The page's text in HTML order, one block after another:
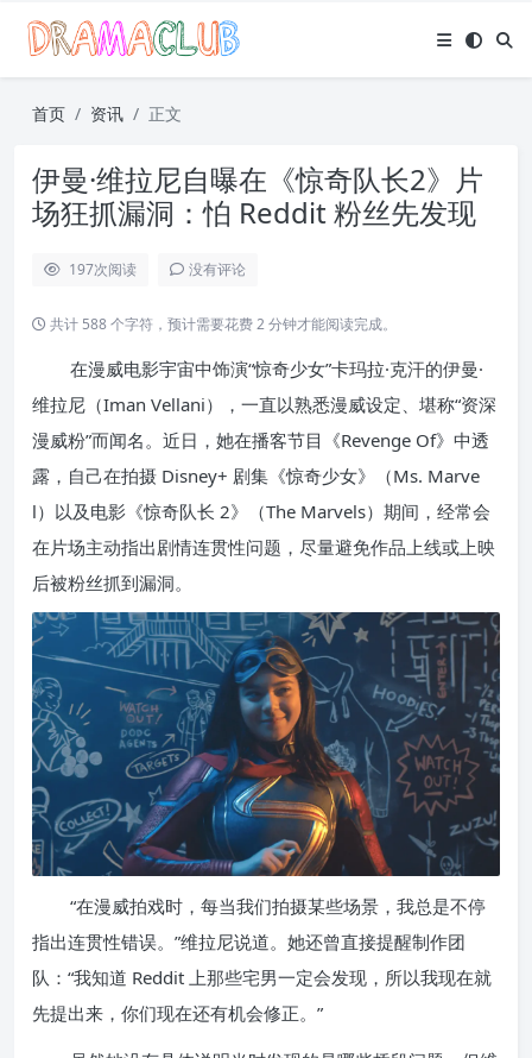
首页 资讯 正文
伊曼·维拉尼自曝在《惊奇队长2》片
场狂抓漏洞：怕 Reddit 粉丝先发现
197次阅读 没有评论
共计 588 个字符，预计需要花费 2 分钟才能阅读完成。
在漫威电影宇宙中饰演“惊奇少女”卡玛拉·克汗的伊曼·
维拉尼（Iman Vellani），一直以熟悉漫威设定、堪称“资深
漫威粉”而闻名。近日，她在播客节目《Revenge Of》中透
露，自己在拍摄 Disney+ 剧集《惊奇少女》（Ms. Marve
l）以及电影《惊奇队长 2》（The Marvels）期间，经常会
在片场主动指出剧情连贯性问题，尽量避免作品上线或上映
后被粉丝抓到漏洞。
“在漫威拍戏时，每当我们拍摄某些场景，我总是不停
指出连贯性错误。”维拉尼说道。她还曾直接提醒制作团
队：“我知道 Reddit 上那些宅男一定会发现，所以我现在就
先提出来，你们现在还有机会修正。”